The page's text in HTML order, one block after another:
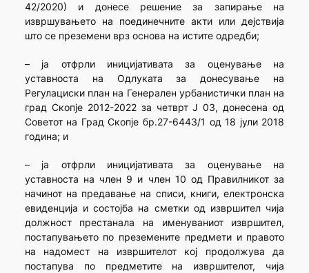
42/2020) и донесе решение за запирање на
извршувањето на поединечните акти или дејствија
што се преземени врз основа на истите одредби;
– ја отфрли иницијативата за оценување на
уставноста на Одлуката за донесување на
Регулациски план на Генерален урбанистички план на
град Скопје 2012-2022 за четврт Ј 03, донесена од
Советот на Град Скопје бр.27-6443/1 од 18 јули 2018
година; и
– ја отфрли иницијативата за оценување на
уставноста на член 9 и член 10 од Правилникот за
начинот на предавање на списи, книги, електронска
евиденција и состојба на сметки од извршител чија
должност престанала на именуваниот извршител,
постапувањето по преземените предмети и правото
на надомест на извршителот кој продолжува да
постапува по предметите на извршителот, чија